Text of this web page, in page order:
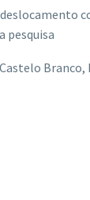
pesquisa
Branco,